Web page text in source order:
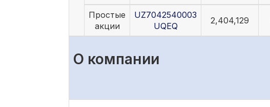
Простые
акции
UZ7042540003
UQEQ
2,404,129
О компании